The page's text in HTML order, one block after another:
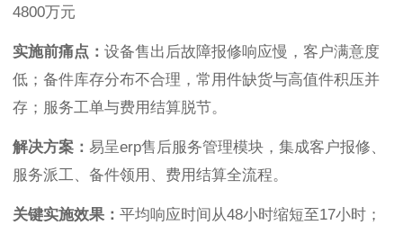
4800万元
实施前痛点： 设备售出后故障报修响应慢，客户满意度
低；备件库存分布不合理，常用件缺货与高值件积压并
存；服务工单与费用结算脱节。
解决方案： 易呈erp售后服务管理模块，集成客户报修、
服务派工、备件领用、费用结算全流程。
关键实施效果： 平均响应时间从48小时缩短至17小时；